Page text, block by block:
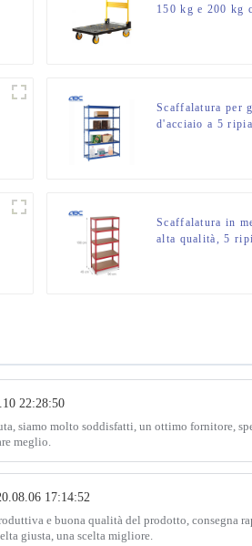
150 kg e 200 kg
Scaffalatura per
d'acciaio a 5
Scaffalatura in
alta qualità, 5
22:28:50
siamo molto soddisfatti, un ottimo fornitore,
meglio.
17:14:52
e buona qualità del prodotto, consegna
giusta, una scelta migliore.